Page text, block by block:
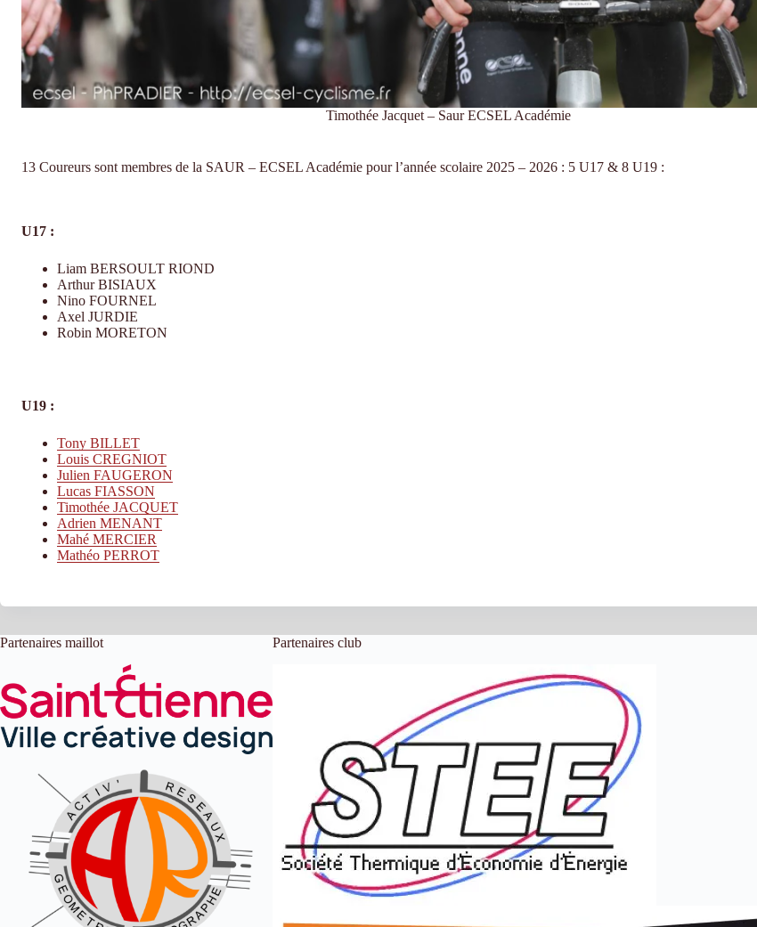
Timothée Jacquet – Saur ECSEL Académie
13 Coureurs sont membres de la SAUR – ECSEL Académie pour l’année scolaire 2025 – 2026 : 5 U17 & 8 U19 :
U17 :
Liam BERSOULT RIOND
Arthur BISIAUX
Nino FOURNEL
Axel JURDIE
Robin MORETON
U19 :
Tony BILLET
Louis CREGNIOT
Julien FAUGERON
Lucas FIASSON
Timothée JACQUET
Adrien MENANT
Mahé MERCIER
Mathéo PERROT
Partenaires maillot Partenaires club